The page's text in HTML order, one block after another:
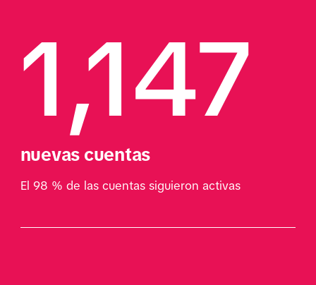
1,147
nuevas cuentas
El 98 % de las cuentas siguieron activas